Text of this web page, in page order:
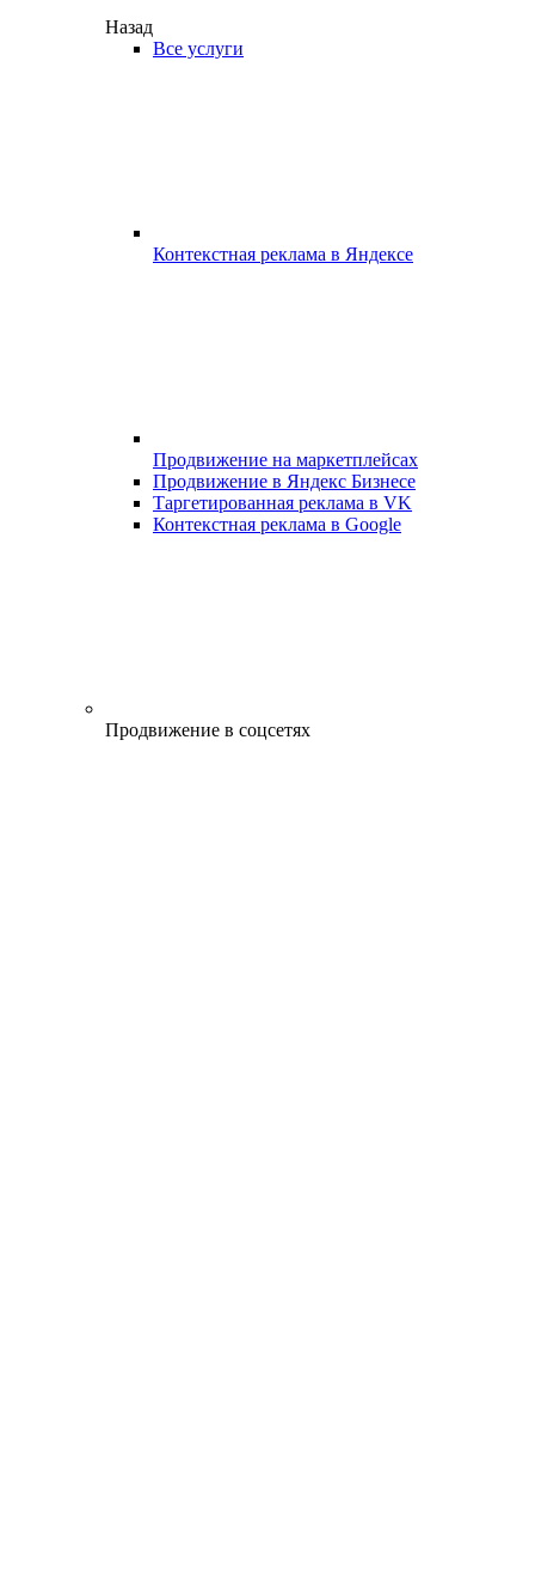
Назад
Все услуги
Контекстная реклама в Яндексе
Продвижение на маркетплейсах
Продвижение в Яндекс Бизнесе
Таргетированная реклама в VK
Контекстная реклама в Google
Продвижение в соцсетях